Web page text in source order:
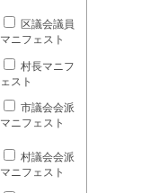
区議会議員
マニフェスト
村長マニフ
ェスト
市議会会派
マニフェスト
村議会会派
マニフェスト